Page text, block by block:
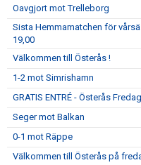
Oavgjort mot Trelleborg
Sista Hemmamatchen för
19,00
Välkommen till Österås !
1-2 mot Simrishamn
GRATIS ENTRÉ - Österås
Seger mot Balkan
0-1 mot Räppe
Välkommen till Österås på